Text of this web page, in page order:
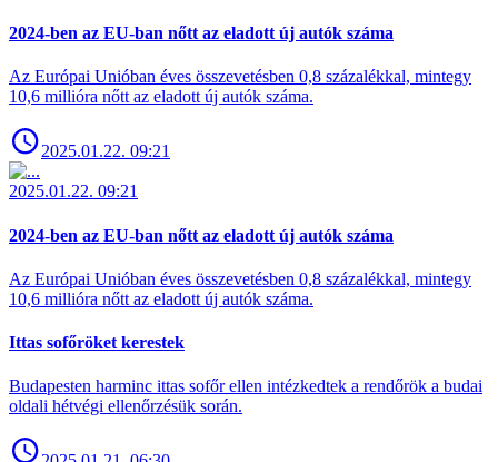
2024-ben az EU-ban nőtt az eladott új autók száma
Az Európai Unióban éves összevetésben 0,8 százalékkal, mintegy
10,6 millióra nőtt az eladott új autók száma.
2025.01.22. 09:21
2025.01.22. 09:21
2024-ben az EU-ban nőtt az eladott új autók száma
Az Európai Unióban éves összevetésben 0,8 százalékkal, mintegy
10,6 millióra nőtt az eladott új autók száma.
Ittas sofőröket kerestek
Budapesten harminc ittas sofőr ellen intézkedtek a rendőrök a budai
oldali hétvégi ellenőrzésük során.